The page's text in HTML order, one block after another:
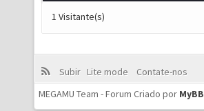
1 Visitante(s)
Subir Lite mode
Contate-nos
MEGAMU Team - Forum Criado por MyBB